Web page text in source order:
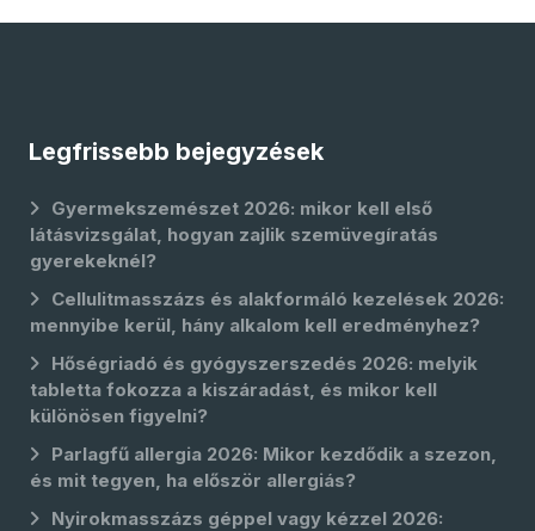
Legfrissebb bejegyzések
Gyermekszemészet 2026: mikor kell első
látásvizsgálat, hogyan zajlik szemüvegíratás
gyerekeknél?
Cellulitmasszázs és alakformáló kezelések 2026:
mennyibe kerül, hány alkalom kell eredményhez?
Hőségriadó és gyógyszerszedés 2026: melyik
tabletta fokozza a kiszáradást, és mikor kell
különösen figyelni?
Parlagfű allergia 2026: Mikor kezdődik a szezon,
és mit tegyen, ha először allergiás?
Nyirokmasszázs géppel vagy kézzel 2026: